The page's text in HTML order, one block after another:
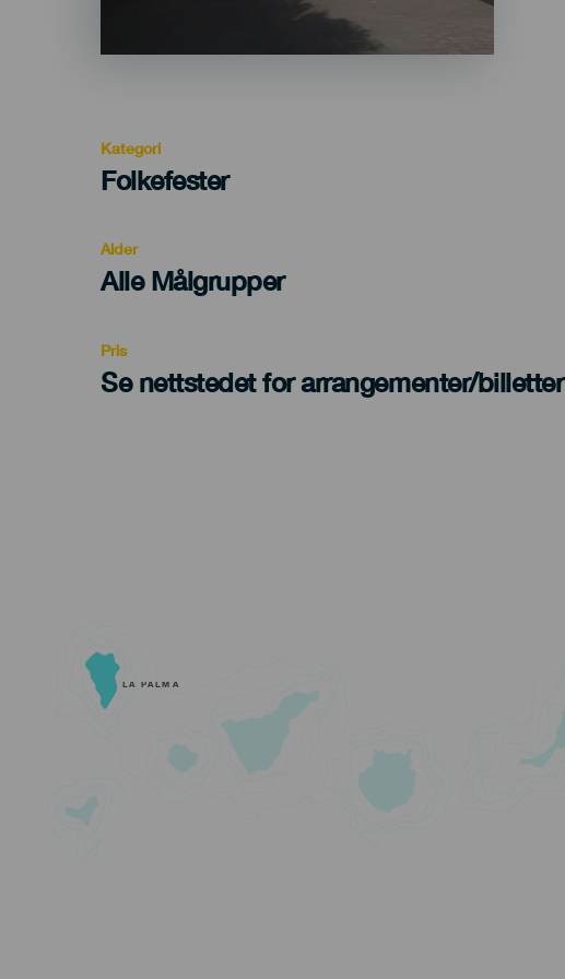
Kategori
Categoría
Folkefester
Alder
Edad
Recomendada
Alle Målgrupper
Pris
Se nettstedet for arrangementer/billetter
LA PALMA